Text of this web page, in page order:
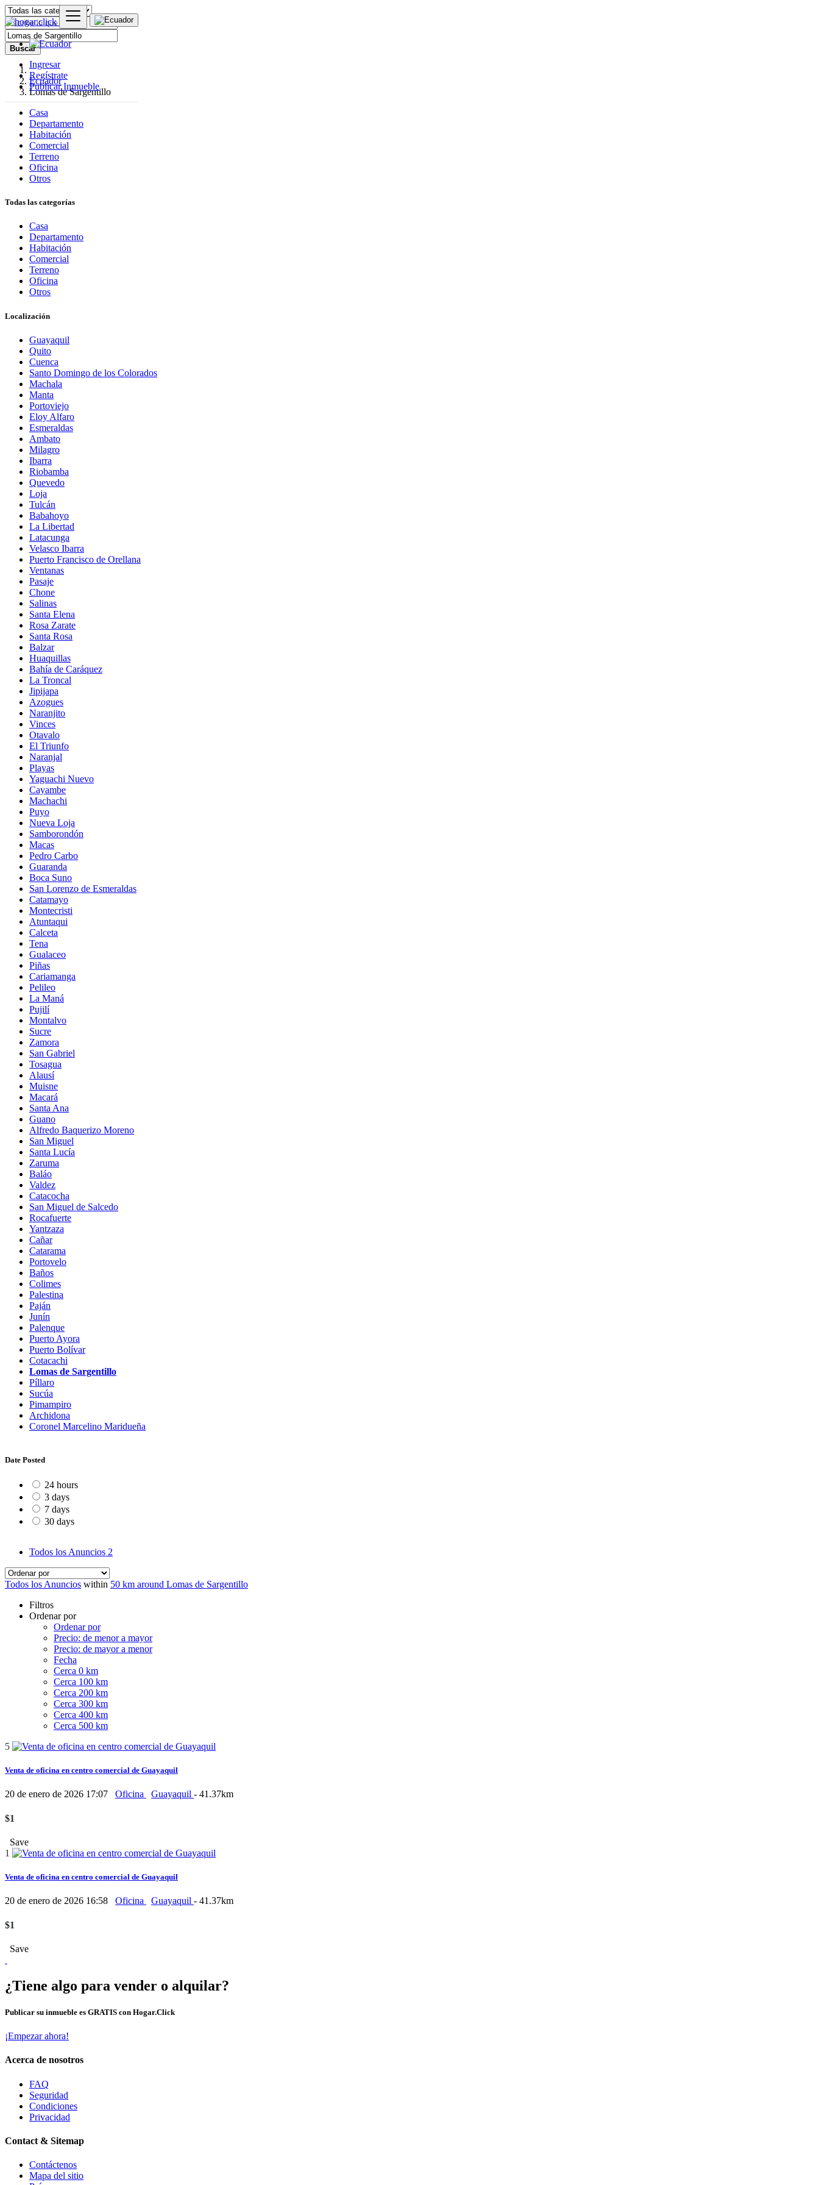
Ingresar
Regístrate
Publicar Inmueble
Buscar
Ecuador
Lomas de Sargentillo
Casa
Departamento
Habitación
Comercial
Terreno
Oficina
Otros
Todas las categorías
Casa
Departamento
Habitación
Comercial
Terreno
Oficina
Otros
Localización
Guayaquil
Quito
Cuenca
Santo Domingo de los Colorados
Machala
Manta
Portoviejo
Eloy Alfaro
Esmeraldas
Ambato
Milagro
Ibarra
Riobamba
Quevedo
Loja
Tulcán
Babahoyo
La Libertad
Latacunga
Velasco Ibarra
Puerto Francisco de Orellana
Ventanas
Pasaje
Chone
Salinas
Santa Elena
Rosa Zarate
Santa Rosa
Balzar
Huaquillas
Bahía de Caráquez
La Troncal
Jipijapa
Azogues
Naranjito
Vinces
Otavalo
El Triunfo
Naranjal
Playas
Yaguachi Nuevo
Cayambe
Machachi
Puyo
Nueva Loja
Samborondón
Macas
Pedro Carbo
Guaranda
Boca Suno
San Lorenzo de Esmeraldas
Catamayo
Montecristi
Atuntaqui
Calceta
Tena
Gualaceo
Piñas
Cariamanga
Pelileo
La Maná
Pujilí
Montalvo
Sucre
Zamora
San Gabriel
Tosagua
Alausí
Muisne
Macará
Santa Ana
Guano
Alfredo Baquerizo Moreno
San Miguel
Santa Lucía
Zaruma
Baláo
Valdez
Catacocha
San Miguel de Salcedo
Rocafuerte
Yantzaza
Cañar
Catarama
Portovelo
Baños
Colimes
Palestina
Paján
Junín
Palenque
Puerto Ayora
Puerto Bolívar
Cotacachi
Lomas de Sargentillo
Píllaro
Sucúa
Pimampiro
Archidona
Coronel Marcelino Maridueña
Date Posted
24 hours
3 days
7 days
30 days
Todos los Anuncios 2
Todos los Anuncios within 50 km around Lomas de Sargentillo
Filtros
Ordenar por
Ordenar por
Precio: de menor a mayor
Precio: de mayor a menor
Fecha
Cerca 0 km
Cerca 100 km
Cerca 200 km
Cerca 300 km
Cerca 400 km
Cerca 500 km
5
Venta de oficina en centro comercial de Guayaquil
20 de enero de 2026 17:07 Oficina Guayaquil - 41.37km
$1
Save
1
Venta de oficina en centro comercial de Guayaquil
20 de enero de 2026 16:58 Oficina Guayaquil - 41.37km
$1
Save
¿Tiene algo para vender o alquilar?
Publicar su inmueble es GRATIS con Hogar.Click
¡Empezar ahora!
Acerca de nosotros
FAQ
Seguridad
Condiciones
Privacidad
Contact & Sitemap
Contáctenos
Mapa del sitio